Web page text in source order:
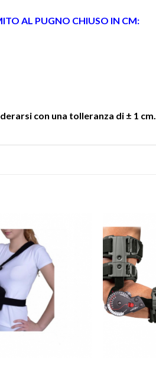
AL PUGNO CHIUSO IN CM:
con una tolleranza di ± 1 cm.